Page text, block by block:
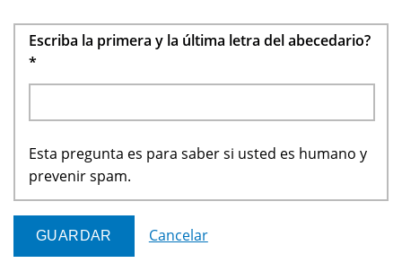
Escriba la primera y la última letra del abecedario?
*
Esta pregunta es para saber si usted es humano y
prevenir spam.
Cancelar